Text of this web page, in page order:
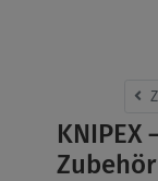
KNIPEX
Zubehör